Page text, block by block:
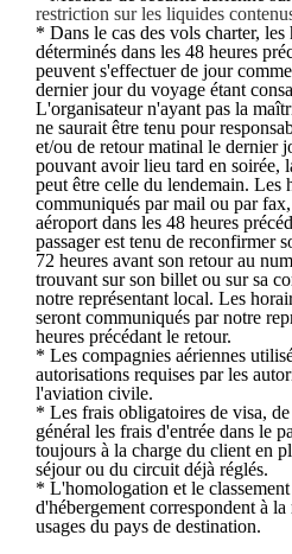
restriction sur les liquides
* Dans le cas des vols charter,
déterminés dans les 48 heures
peuvent s'effectuer de jour
dernier jour du voyage étant
L'organisateur n'ayant pas la
ne saurait être tenu pour
et/ou de retour matinal le dernier
pouvant avoir lieu tard en soirée,
peut être celle du lendemain. Les
communiqués par mail ou par
aéroport dans les 48 heures
passager est tenu de reconfirmer
72 heures avant son retour au
trouvant sur son billet ou sur sa
notre représentant local. Les
seront communiqués par notre
heures précédant le retour.
* Les compagnies aériennes
autorisations requises par les
l'aviation civile.
* Les frais obligatoires de visa,
général les frais d'entrée dans le
toujours à la charge du client en
séjour ou du circuit déjà réglés.
* L'homologation et le
d'hébergement correspondent à
usages du pays de destination.